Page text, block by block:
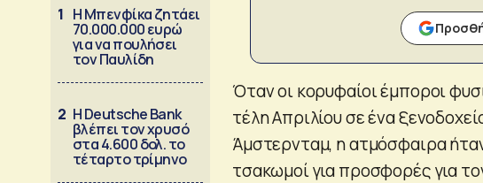
1 Η Μπενφίκα ζητάει
70.000.000 ευρώ
για να πουλήσει
τον Παυλίδη
2 Η Deutsche Bank
βλέπει τον χρυσό
στα 4.600 δολ. το
τέταρτο τρίμηνο
Όταν οι κορυφαίοι έμποροι
τέλη Απριλίου σε ένα
Άμστερνταμ, η ατμόσφαιρα
τσακωμοί για προσφορές για